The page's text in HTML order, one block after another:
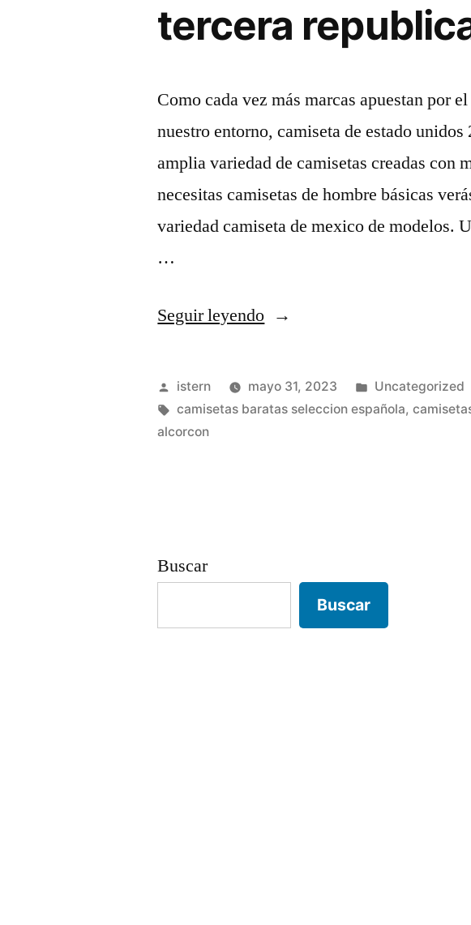
tercera
Como cada vez más marcas apuestan por
nuestro entorno, camiseta de estado unidos
amplia variedad de camisetas creadas con
necesitas camisetas de hombre básicas
variedad camiseta de mexico de modelos.
…
Seguir leyendo«tercera
tienda»
Publicado
por
istern mayo 31, 2023
Publicado
en
Uncategorized
Etiquetas:
camisetas baratas seleccion española,
alcorcon
Buscar
Buscar